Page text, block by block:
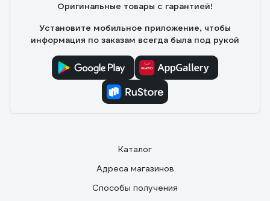
Оригинальные товары с гарантией!
Установите мобильное приложение, чтобы
информация по заказам всегда была под рукой
Каталог
Адреса магазинов
Способы получения